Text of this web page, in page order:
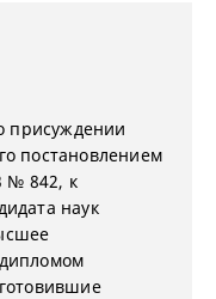
присуждении
постановлением
№ 842, к
наук